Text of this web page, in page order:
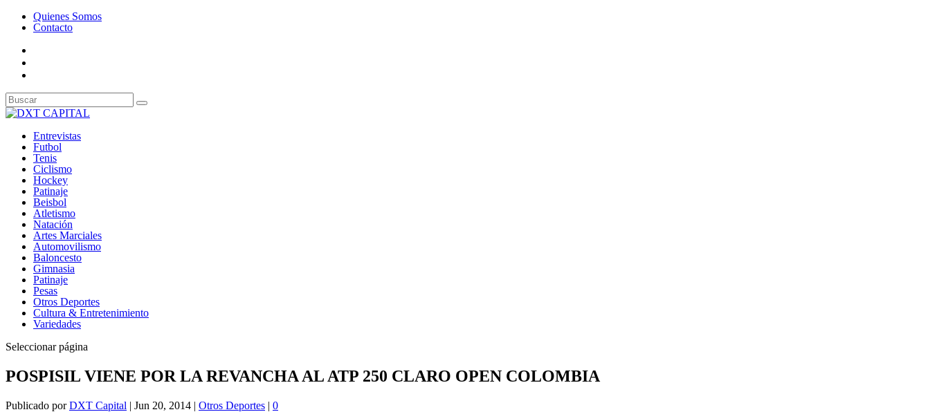
Quienes Somos
Contacto
Entrevistas
Futbol
Tenis
Ciclismo
Hockey
Patinaje
Beisbol
Atletismo
Natación
Artes Marciales
Automovilismo
Baloncesto
Gimnasia
Patinaje
Pesas
Otros Deportes
Cultura & Entretenimiento
Variedades
Seleccionar página
POSPISIL VIENE POR LA REVANCHA AL ATP 250 CLARO OPEN COLOMBIA
Publicado porDXT Capital | Jun 20, 2014 | Otros Deportes | 0